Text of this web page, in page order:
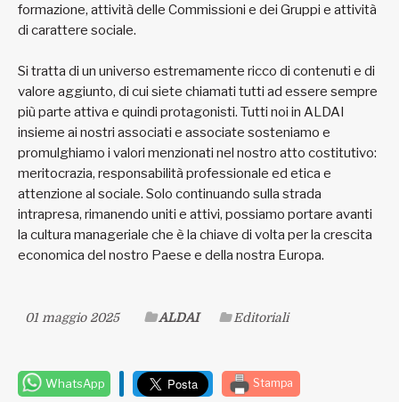
formazione, attività delle Commissioni e dei Gruppi e attività
di carattere sociale.
Si tratta di un universo estremamente ricco di contenuti e di
valore aggiunto, di cui siete chiamati tutti ad essere sempre
più parte attiva e quindi protagonisti. Tutti noi in ALDAI
insieme ai nostri associati e associate sosteniamo e
promulghiamo i valori menzionati nel nostro atto costitutivo:
meritocrazia, responsabilità professionale ed etica e
attenzione al sociale. Solo continuando sulla strada
intrapresa, rimanendo uniti e attivi, possiamo portare avanti
la cultura manageriale che è la chiave di volta per la crescita
economica del nostro Paese e della nostra Europa.
01 maggio 2025 ALDAI Editoriali
WhatsApp Stampa